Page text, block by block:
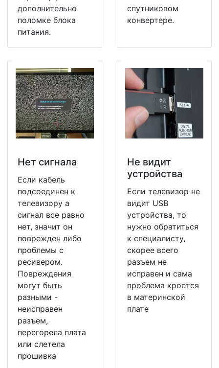
дополнительно
поломке блока
питания.
спутниковом
конвертере.
Нет сигнала
Если кабель
подсоединен к
телевизору а
сигнал все равно
нет, значит он
поврежден либо
проблемы с
ресивером.
Повреждения
могут быть
разными -
неисправен
разъем,
перегорела плата
или слетела
прошивка
Не видит
устройства
Если телевизор не
видит USB
устройства, то
нужно обратиться
к специалисту,
скорее всего
разъем не
исправен и сама
проблема кроется
в материнской
плате